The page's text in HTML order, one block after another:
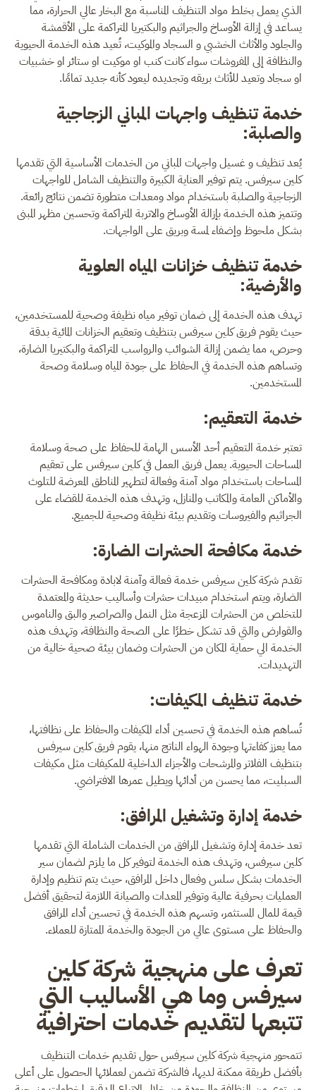
الذي يعمل بخلط مواد التنظيف المناسبة مع البخار عالي الحرارة، مما
يساعد في إزالة الأوساخ والجراثيم والبكتيريا المتراكمة على الأقمشة
والجلود والأثاث الخشبي و السجاد والموكيت، تُعيد هذه الخدمة الحيوية
والنظافة إلى المفروشات سواء كانت كنب او موكيت او ستائر او خشبيات
او سجاد وتعيد للأثاث بريقه وتجديده ليعود كأنه جديد تمامًا.
خدمة تنظيف واجهات المباني الزجاجية
والصلبة:
يُعد تنظيف و غسيل واجهات المباني من الخدمات الأساسية التي تقدمها
كلين سيرفس. يتم توفير العناية الكبيرة والتنظيف الشامل للواجهات
الزجاجية والصلبة باستخدام مواد ومعدات متطورة تضمن نتائج رائعة.
وتتميز هذه الخدمة بإزالة الأوساخ والاتربة المتراكمة وتحسين مظهر المبنى
بشكل ملحوظ وإضفاء لمسة وبريق على الواجهات.
خدمة تنظيف خزانات المياه العلوية
والأرضية:
تهدف هذه الخدمة إلى ضمان توفير مياه نظيفة وصحية للمستخدمين،
حيث يقوم فريق كلين سيرفس بتنظيف وتعقيم الخزانات المائية بدقة
وحرص، مما يضمن إزالة الشوائب والرواسب المتراكمة والبكتيريا الضارة،
وتساهم هذه الخدمة في الحفاظ على جودة المياه وسلامة وصحة
المستخدمين.
خدمة التعقيم:
تعتبر خدمة التعقيم أحد الأسس الهامة للحفاظ على صحة وسلامة
المساحات الحيوية. يعمل فريق العمل في كلين سيرفس على تعقيم
المساحات باستخدام مواد آمنة وفعالة لتطهير المناطق المعرضة للتلوث
والأماكن العامة والمكاتب والمنازل، وتهدف هذه الخدمة للقضاء على
الجراثيم والفيروسات وتقديم بيئة نظيفة وصحية للجميع.
خدمة مكافحة الحشرات الضارة:
تقدم شركة كلين سيرفس خدمة فعالة وآمنة لابادة ومكافحة الحشرات
الضارة، ويتم استخدام مبيدات حشرات وأساليب حديثة والمعتمدة
للتخلص من الحشرات المزعجة مثل النمل والصراصير والبق والناموس
والقوارض والتي قد تشكل خطرًا على الصحة والنظافة، وتهدف هذه
الخدمة الي حماية المكان من الحشرات وضمان بيئة صحية خالية من
التهديدات.
خدمة تنظيف المكيفات:
تُساهم هذه الخدمة في تحسين أداء المكيفات والحفاظ على نظافتها،
مما يعزز كفاءتها وجودة الهواء الناتج منها، يقوم فريق كلين سيرفس
بتنظيف الفلاتر والمرشحات والأجزاء الداخلية للمكيفات مثل مكيفات
السبليت، مما يحسن من أدائها ويطيل عمرها الافتراضي.
خدمة إدارة وتشغيل المرافق:
تعد خدمة إدارة وتشغيل المرافق من الخدمات الشاملة التي تقدمها
كلين سيرفس، وتهدف هذه الخدمة لتوفير كل ما يلزم لضمان سير
الخدمات بشكل سلس وفعال داخل المرافق، حيث يتم تنظيم وإدارة
العمليات بحرفية عالية وتوفير المعدات والصيانة اللازمة لتحقيق أفضل
قيمة للمال المستثمر، وتسهم هذه الخدمة في تحسين أداء المرافق
والحفاظ على مستوى عالي من الجودة والخدمة الممتازة للعملاء.
تعرف على منهجية شركة كلين
سيرفس وما هي الأساليب التي
تتبعها لتقديم خدمات احترافية
تتمحور منهجية شركة كلين سيرفس حول تقديم خدمات التنظيف
بأفضل طريقة ممكنة لديها، فالشركة تضمن لعملائها الحصول على أعلى